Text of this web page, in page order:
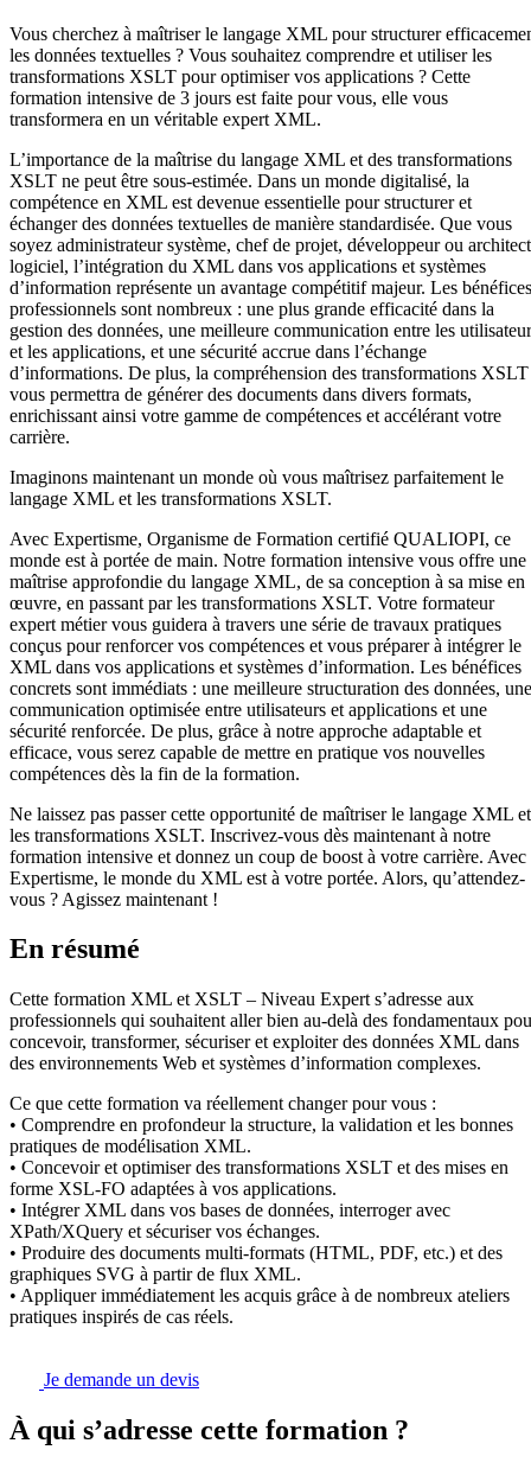
Vous cherchez à maîtriser le langage XML pour structurer
les données textuelles ? Vous souhaitez comprendre et utiliser les
transformations XSLT pour optimiser vos applications ? Cette
formation intensive de 3 jours est faite pour vous, elle vous
transformera en un véritable expert XML.
L’importance de la maîtrise du langage XML et des transformations
XSLT ne peut être sous-estimée. Dans un monde digitalisé, la
compétence en XML est devenue essentielle pour structurer et
échanger des données textuelles de manière standardisée. Que vous
soyez administrateur système, chef de projet, développeur ou
logiciel, l’intégration du XML dans vos applications et systèmes
d’information représente un avantage compétitif majeur. Les bénéfices
professionnels sont nombreux : une plus grande efficacité dans la
gestion des données, une meilleure communication entre les
et les applications, et une sécurité accrue dans l’échange
d’informations. De plus, la compréhension des transformations XSLT
vous permettra de générer des documents dans divers formats,
enrichissant ainsi votre gamme de compétences et accélérant votre
carrière.
Imaginons maintenant un monde où vous maîtrisez parfaitement le
langage XML et les transformations XSLT.
Avec Expertisme, Organisme de Formation certifié QUALIOPI, ce
monde est à portée de main. Notre formation intensive vous offre une
maîtrise approfondie du langage XML, de sa conception à sa mise en
œuvre, en passant par les transformations XSLT. Votre formateur
expert métier vous guidera à travers une série de travaux pratiques
conçus pour renforcer vos compétences et vous préparer à intégrer le
XML dans vos applications et systèmes d’information. Les bénéfices
concrets sont immédiats : une meilleure structuration des données, une
communication optimisée entre utilisateurs et applications et une
sécurité renforcée. De plus, grâce à notre approche adaptable et
efficace, vous serez capable de mettre en pratique vos nouvelles
compétences dès la fin de la formation.
Ne laissez pas passer cette opportunité de maîtriser le langage XML et
les transformations XSLT. Inscrivez-vous dès maintenant à notre
formation intensive et donnez un coup de boost à votre carrière. Avec
Expertisme, le monde du XML est à votre portée. Alors, qu’attendez-
vous ? Agissez maintenant !
En résumé
Cette formation XML et XSLT – Niveau Expert s’adresse aux
professionnels qui souhaitent aller bien au-delà des fondamentaux
concevoir, transformer, sécuriser et exploiter des données XML dans
des environnements Web et systèmes d’information complexes.
Ce que cette formation va réellement changer pour vous :
• Comprendre en profondeur la structure, la validation et les bonnes
pratiques de modélisation XML.
• Concevoir et optimiser des transformations XSLT et des mises en
forme XSL-FO adaptées à vos applications.
• Intégrer XML dans vos bases de données, interroger avec
XPath/XQuery et sécuriser vos échanges.
• Produire des documents multi-formats (HTML, PDF, etc.) et des
graphiques SVG à partir de flux XML.
• Appliquer immédiatement les acquis grâce à de nombreux ateliers
pratiques inspirés de cas réels.
Je demande un devis
À qui s’adresse cette formation ?